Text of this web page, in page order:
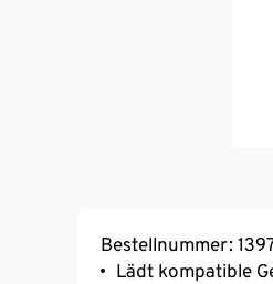
Bestellnummer:
Lädt kompatible